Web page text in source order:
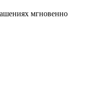
мгновенно